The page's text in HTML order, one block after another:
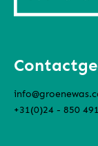
+31(0)24 - 850